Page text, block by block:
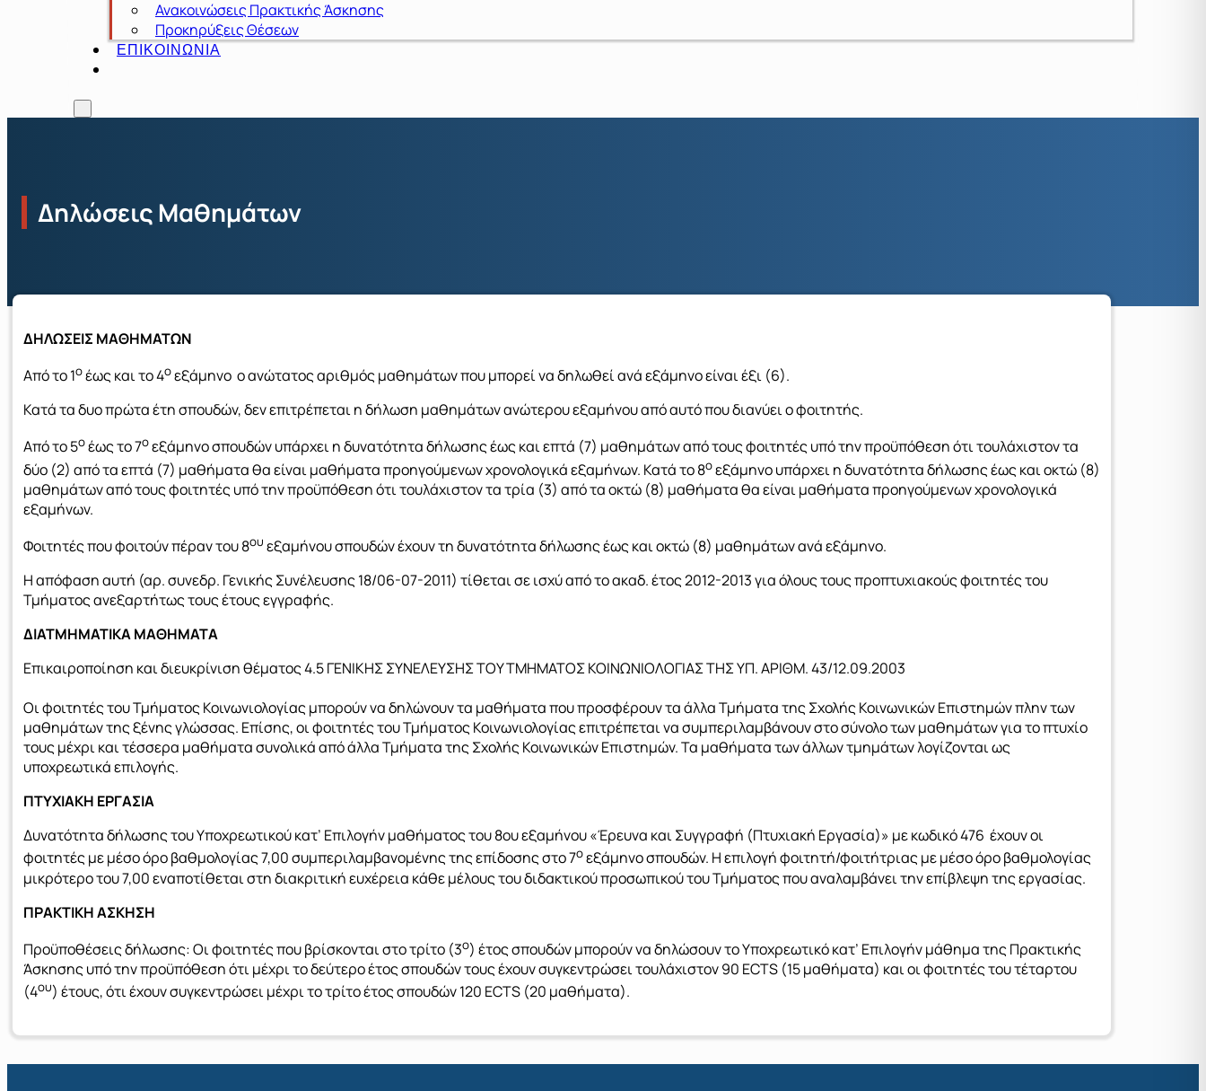
Ανακοινώσεις Πρακτικής Άσκησης
Προκηρύξεις Θέσεων
ΕΠΙΚΟΙΝΩΝΙΑ
Δηλώσεις Μαθημάτων
ΔΗΛΩΣΕΙΣ ΜΑΘΗΜΑΤΩΝ
Από το 1οέως και το 4οεξάμηνο ο ανώτατος αριθμός μαθημάτων που μπορεί να δηλωθεί ανά εξάμηνο είναι έξι (6).
Κατά τα δυο πρώτα έτη σπουδών, δεν επιτρέπεται η δήλωση μαθημάτων ανώτερου εξαμήνου από αυτό που διανύει ο φοιτητής.
Από το 5οέως το 7οεξάμηνο σπουδών υπάρχει η δυνατότητα δήλωσης έως και επτά (7) μαθημάτων από τους φοιτητές υπό την προϋπόθεση ότι τουλάχιστον τα
δύο (2) από τα επτά (7) μαθήματα θα είναι μαθήματα προηγούμενων χρονολογικά εξαμήνων. Κατά το 8οεξάμηνο υπάρχει η δυνατότητα δήλωσης έως και οκτώ (8)
μαθημάτων από τους φοιτητές υπό την προϋπόθεση ότι τουλάχιστον τα τρία (3) από τα οκτώ (8) μαθήματα θα είναι μαθήματα προηγούμενων χρονολογικά
εξαμήνων.
Φοιτητές που φοιτούν πέραν του 8ου εξαμήνου σπουδών έχουν τη δυνατότητα δήλωσης έως και οκτώ (8) μαθημάτων ανά εξάμηνο.
Η απόφαση αυτή (αρ. συνεδρ. Γενικής Συνέλευσης 18/06-07-2011) τίθεται σε ισχύ από το ακαδ. έτος 2012-2013 για όλους τους προπτυχιακούς φοιτητές του
Τμήματος ανεξαρτήτως τους έτους εγγραφής.
ΔΙΑΤΜΗΜΑΤΙΚΑ ΜΑΘΗΜΑΤΑ
Επικαιροποίηση και διευκρίνιση θέματος 4.5 ΓΕΝΙΚΗΣ ΣΥΝΕΛΕΥΣΗΣ ΤΟΥ ΤΜΗΜΑΤΟΣ ΚΟΙΝΩΝΙΟΛΟΓΙΑΣ ΤΗΣ ΥΠ. ΑΡΙΘΜ. 43/12.09.2003
Οι φοιτητές του Τμήματος Κοινωνιολογίας μπορούν να δηλώνουν τα μαθήματα που προσφέρουν τα άλλα Τμήματα της Σχολής Κοινωνικών Επιστημών πλην των
μαθημάτων της ξένης γλώσσας. Επίσης, οι φοιτητές του Τμήματος Κοινωνιολογίας επιτρέπεται να συμπεριλαμβάνουν στο σύνολο των μαθημάτων για το πτυχίο
τους μέχρι και τέσσερα μαθήματα συνολικά από άλλα Τμήματα της Σχολής Κοινωνικών Επιστημών. Τα μαθήματα των άλλων τμημάτων λογίζονται ως
υποχρεωτικά επιλογής.
ΠΤΥΧΙΑΚΗ ΕΡΓΑΣΙΑ
Δυνατότητα δήλωσης του Υποχρεωτικού κατ’ Επιλογήν μαθήματος του 8ου εξαμήνου «Έρευνα και Συγγραφή (Πτυχιακή Εργασία)» με κωδικό 476 έχουν οι
φοιτητές με μέσο όρο βαθμολογίας 7,00 συμπεριλαμβανομένης της επίδοσης στο 7οεξάμηνο σπουδών. Η επιλογή φοιτητή/φοιτήτριας με μέσο όρο βαθμολογίας
μικρότερο του 7,00 εναποτίθεται στη διακριτική ευχέρεια κάθε μέλους του διδακτικού προσωπικού του Τμήματος που αναλαμβάνει την επίβλεψη της εργασίας.
ΠΡΑΚΤΙΚΗ ΑΣΚΗΣΗ
Προϋποθέσεις δήλωσης: Οι φοιτητές που βρίσκονται στο τρίτο (3ο) έτος σπουδών μπορούν να δηλώσουν το Υποχρεωτικό κατ’ Επιλογήν μάθημα της Πρακτικής
Άσκησης υπό την προϋπόθεση ότι μέχρι το δεύτερο έτος σπουδών τους έχουν συγκεντρώσει τουλάχιστον 90 ECTS (15 μαθήματα) και οι φοιτητές του τέταρτου
(4ου) έτους, ότι έχουν συγκεντρώσει μέχρι το τρίτο έτος σπουδών 120 ECTS (20 μαθήματα).